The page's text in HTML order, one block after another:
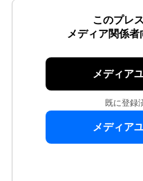
このプレ
メディア関係
メディア
既に登録
メディア